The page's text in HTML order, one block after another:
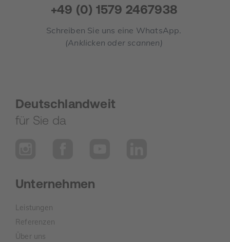
+49 (0) 1579 2467938
Schreiben Sie uns eine WhatsApp.
(Anklicken oder scannen)
Deutschlandweit
für Sie da
Unternehmen
Leistungen
Referenzen
Über uns